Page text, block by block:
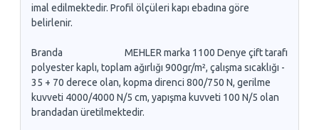
imal edilmektedir. Profil ölçüleri kapı ebadına göre
belirlenir.
Branda MEHLER marka 1100 Denye çift tarafı
polyester kaplı, toplam ağırlığı 900gr/m², çalışma sıcaklığı -
35 + 70 derece olan, kopma direnci 800/750 N, gerilme
kuvveti 4000/4000 N/5 cm, yapışma kuvveti 100 N/5 olan
brandadan üretilmektedir.